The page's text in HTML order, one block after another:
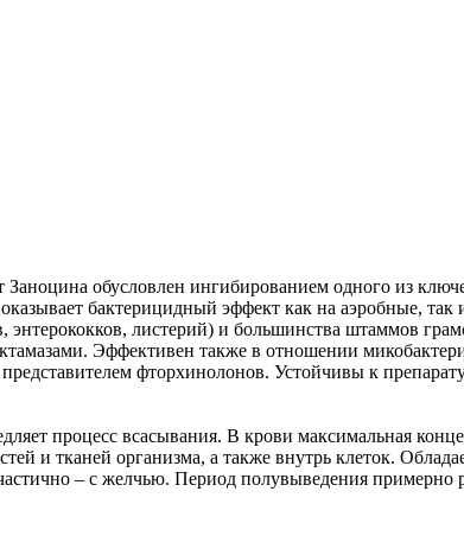
обусловлен ингибированием одного из
бактерицидный эффект как на аэробные, так
листерий) и большинства штаммов
Эффективен также в отношении
фторхинолонов. Устойчивы к
процесс всасывания. В крови максимальная
и тканей организма, а также внутрь клеток.
– с желчью. Период полувыведения примерно